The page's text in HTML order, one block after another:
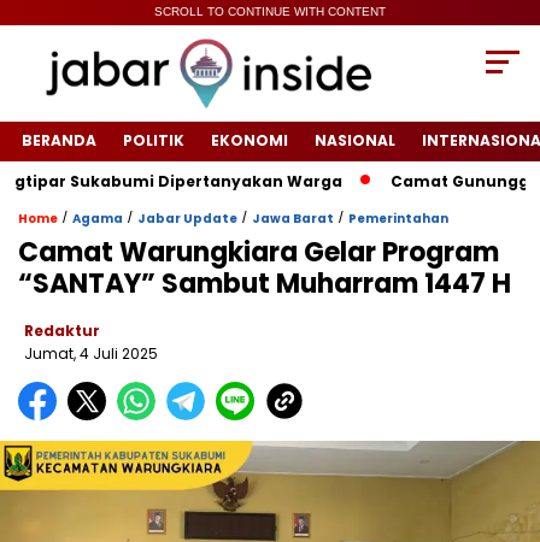
SCROLL TO CONTINUE WITH CONTENT
BERANDA POLITIK EKONOMI NASIONAL
Sukabumi Dipertanyakan Warga
‎‎Camat Gunungguruh
Home / Agama / Jabar Update / Jawa Barat / Pemerintahan
‎Camat Warungkiara Gelar Program
“SANTAY” Sambut Muharram 1447 H‎
Redaktur
Jumat, 4 Juli 2025